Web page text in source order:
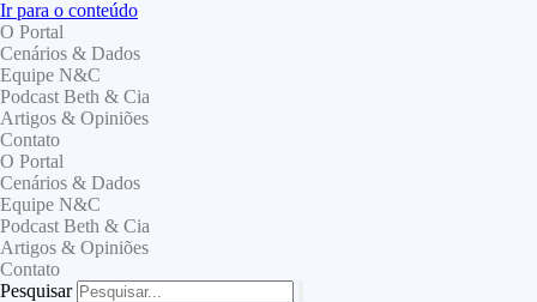
Ir para o conteúdo
O Portal
Cenários & Dados
Equipe N&C
Podcast Beth & Cia
Artigos & Opiniões
Contato
O Portal
Cenários & Dados
Equipe N&C
Podcast Beth & Cia
Artigos & Opiniões
Contato
Pesquisar